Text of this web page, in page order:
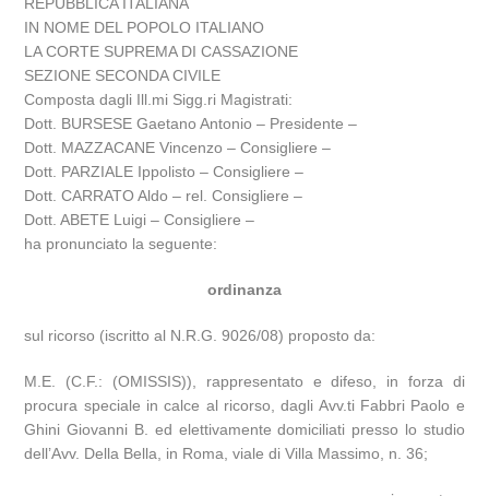
IN NOME DEL POPOLO ITALIANO
LA CORTE SUPREMA DI CASSAZIONE
SEZIONE SECONDA CIVILE
Composta dagli Ill.mi Sigg.ri Magistrati:
Dott. BURSESE Gaetano Antonio – Presidente –
Dott. MAZZACANE Vincenzo – Consigliere –
Dott. PARZIALE Ippolisto – Consigliere –
Dott. CARRATO Aldo – rel. Consigliere –
Dott. ABETE Luigi – Consigliere –
ha pronunciato la seguente:
ordinanza
sul ricorso (iscritto al N.R.G. 9026/08) proposto da:
M.E. (C.F.: (OMISSIS)), rappresentato e difeso, in forza di
procura speciale in calce al ricorso, dagli Avv.ti Fabbri Paolo e
Ghini Giovanni B. ed elettivamente domiciliati presso lo studio
dell’Avv. Della Bella, in Roma, viale di Villa Massimo, n. 36;